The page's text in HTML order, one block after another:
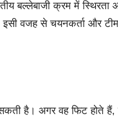
बल्लेबाजी क्रम में
इसी वजह से चयनकर्ता और
है। अगर वह फिट होते हैं,